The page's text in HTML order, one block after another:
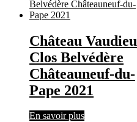
Château Vaudieu
Clos Belvédère
Châteauneuf-du-
Pape 2021
En savoir plus